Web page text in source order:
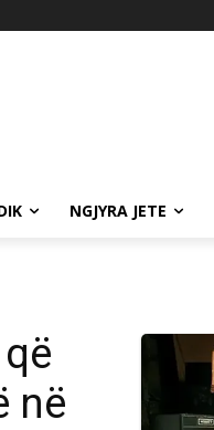
NGJYRA JETE
në